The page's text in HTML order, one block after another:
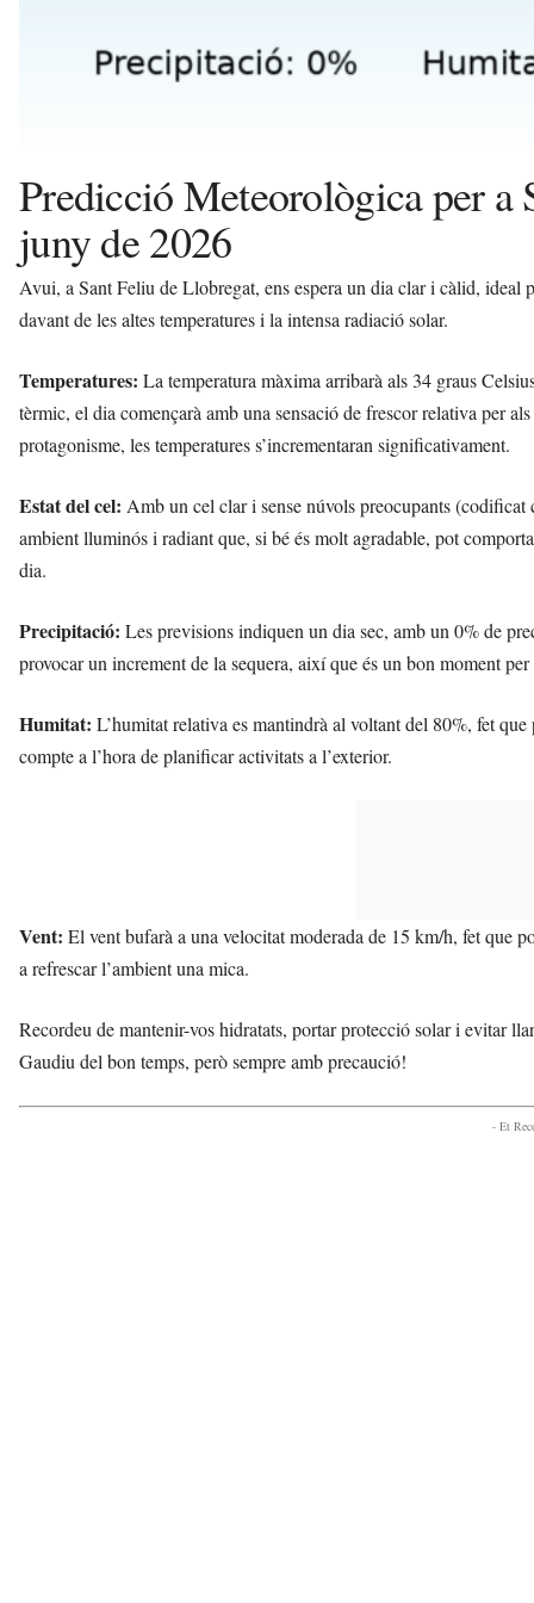
Predicció Meteorològica per a
juny de 2026
Avui, a Sant Feliu de Llobregat, ens espera un dia clar i càlid, ideal
davant de les altes temperatures i la intensa radiació solar.
Temperatures: La temperatura màxima arribarà als 34 graus
tèrmic, el dia començarà amb una sensació de frescor relativa per
protagonisme, les temperatures s’incrementaran significativament.
Estat del cel: Amb un cel clar i sense núvols preocupants
ambient lluminós i radiant que, si bé és molt agradable, pot
dia.
Precipitació: Les previsions indiquen un dia sec, amb un 0% de
provocar un increment de la sequera, així que és un bon moment per
Humitat: L’humitat relativa es mantindrà al voltant del 80%, fet
compte a l’hora de planificar activitats a l’exterior.
Vent: El vent bufarà a una velocitat moderada de 15 km/h, fet que
a refrescar l’ambient una mica.
Recordeu de mantenir-vos hidratats, portar protecció solar i evitar
Gaudiu del bon temps, però sempre amb precaució!
- Et